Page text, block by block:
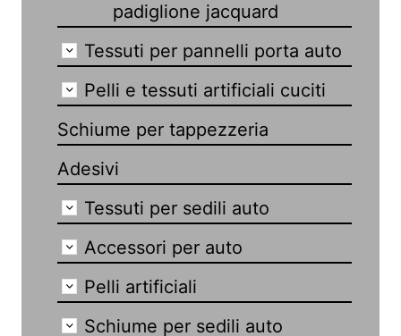
padiglione jacquard
Tessuti per pannelli porta auto
Pelli e tessuti artificiali cuciti
Schiume per tappezzeria
Adesivi
Tessuti per sedili auto
Accessori per auto
Pelli artificiali
Schiume per sedili auto